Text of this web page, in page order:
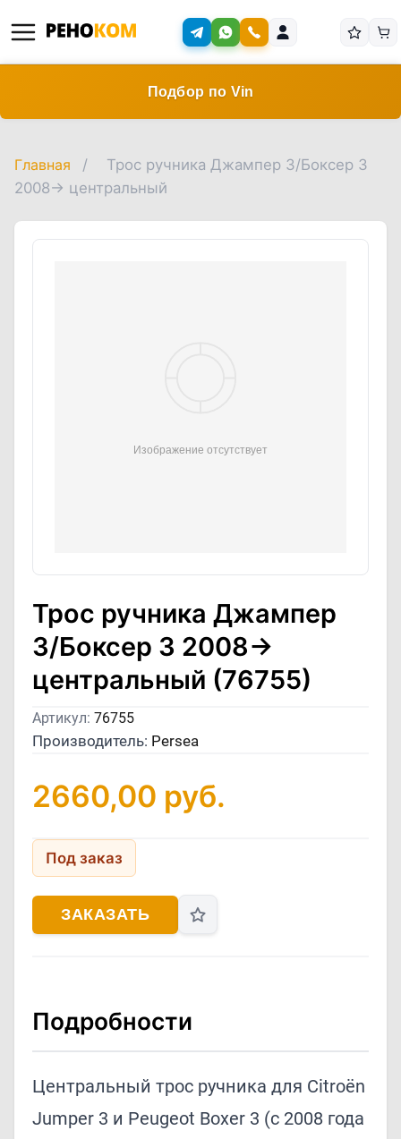
Подбор по Vin
Главная /
Трос ручника Джампер 3/Боксер 3
2008-> центральный
Трос ручника Джампер
3/Боксер 3 2008->
центральный (76755)
Артикул: 76755
Производитель: Persea
2660,00 руб.
Под заказ
ЗАКАЗАТЬ
Подробности
Центральный трос ручника для Citroën
Jumper 3 и Peugeot Boxer 3 (с 2008 года